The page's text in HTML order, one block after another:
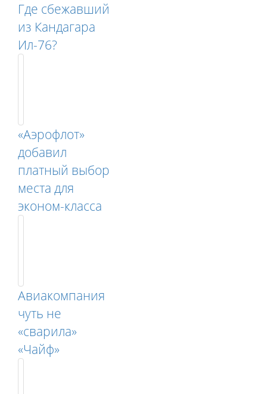
Где сбежавший
из Кандагара
Ил-76?
«Аэрофлот»
добавил
платный выбор
места для
эконом-класса
Авиакомпания
чуть не
«сварила»
«Чайф»